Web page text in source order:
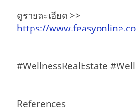
ดูรายละเอียด >>
https://
#WellnessRealEstate
References